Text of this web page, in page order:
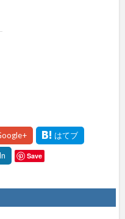
Save